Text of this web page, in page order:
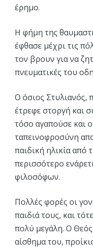
έρημο.
Η φήμη της
έφθασε μέχρι τις
τον βρουν για να
πνευματικές του
Ο όσιος Στυλιανός,
έτρεφε στοργή και
τόσο αγαπούσε και
ταπεινοφροσύνη
παιδική ηλικία από
περισσότερο
φιλοσόφων.
Πολλές φορές οι
παιδιά τους, και
πολύ μεγάλη. Ο
αίσθημα του,